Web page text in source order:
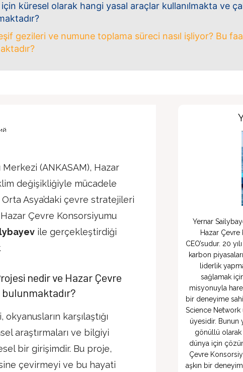
küresel olarak hangi yasal araçlar kullanılmakta ve
gezileri ve numune toplama süreci nasıl işliyor? Bu
(ANKASAM), Hazar
değişikliğiyle mücadele
Asya’daki çevre stratejileri
Çevre Konsorsiyumu
ile gerçekleştirdiği
nedir ve Hazar Çevre
bulunmaktadır?
karşılaştığı
araştırmaları ve bilgiyi
bir girişimdir. Bu proje,
çevirmeyi ve bu hayati
Yernar
Hazar Çevre
CEO’sudur. 20
karbon
liderlik
sağlamak
misyonuyla
bir deneyime
Science Network
üyesidir. Bunun
gönüllü olarak
dünya için
Çevre
aşkın bir